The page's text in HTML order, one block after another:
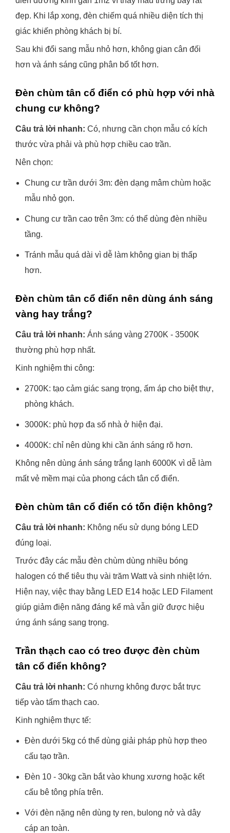
đẹp. Khi lắp xong, đèn chiếm quá nhiều diện tích thị
giác khiến phòng khách bị bí.
Sau khi đổi sang mẫu nhỏ hơn, không gian cân đối
hơn và ánh sáng cũng phân bổ tốt hơn.
Đèn chùm tân cổ điển có phù hợp với nhà
chung cư không?
Câu trả lời nhanh: Có, nhưng cần chọn mẫu có kích
thước vừa phải và phù hợp chiều cao trần.
Nên chọn:
Chung cư trần dưới 3m: đèn dạng mâm chùm hoặc
mẫu nhỏ gọn.
Chung cư trần cao trên 3m: có thể dùng đèn nhiều
tầng.
Tránh mẫu quá dài vì dễ làm không gian bị thấp
hơn.
Đèn chùm tân cổ điển nên dùng ánh sáng
vàng hay trắng?
Câu trả lời nhanh: Ánh sáng vàng 2700K - 3500K
thường phù hợp nhất.
Kinh nghiệm thi công:
2700K: tạo cảm giác sang trọng, ấm áp cho biệt thự,
phòng khách.
3000K: phù hợp đa số nhà ở hiện đại.
4000K: chỉ nên dùng khi cần ánh sáng rõ hơn.
Không nên dùng ánh sáng trắng lạnh 6000K vì dễ làm
mất vẻ mềm mại của phong cách tân cổ điển.
Đèn chùm tân cổ điển có tốn điện không?
Câu trả lời nhanh: Không nếu sử dụng bóng LED
đúng loại.
Trước đây các mẫu đèn chùm dùng nhiều bóng
halogen có thể tiêu thụ vài trăm Watt và sinh nhiệt lớn.
Hiện nay, việc thay bằng LED E14 hoặc LED Filament
giúp giảm điện năng đáng kể mà vẫn giữ được hiệu
ứng ánh sáng sang trọng.
Trần thạch cao có treo được đèn chùm
tân cổ điển không?
Câu trả lời nhanh: Có nhưng không được bắt trực
tiếp vào tấm thạch cao.
Kinh nghiệm thực tế:
Đèn dưới 5kg có thể dùng giải pháp phù hợp theo
cấu tạo trần.
Đèn 10 - 30kg cần bắt vào khung xương hoặc kết
cấu bê tông phía trên.
Với đèn nặng nên dùng ty ren, bulong nở và dây
cáp an toàn.